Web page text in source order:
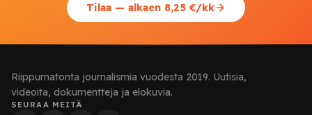
Tilaa — alkaen 8,25 €/kk
Riippumatonta journalismia vuodesta 2019. Uutisia,
videoita, dokumentteja ja elokuvia.
SEURAA MEITÄ